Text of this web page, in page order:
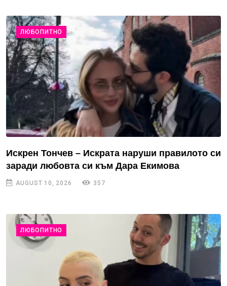
ЛЮБОПИТНО
Искрен Тончев – Искрата наруши правилото си
заради любовта си към Дара Екимова
AUGUST 10, 2026 357
ЛЮБОПИТНО